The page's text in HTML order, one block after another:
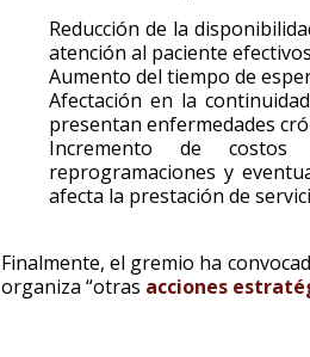
Reducción de la
atención al paciente
Aumento del tiempo de
Afectación en la
presentan enfermedades
Incremento de costos
reprogramaciones y
afecta la prestación de
Finalmente, el gremio ha
organiza “otras acciones